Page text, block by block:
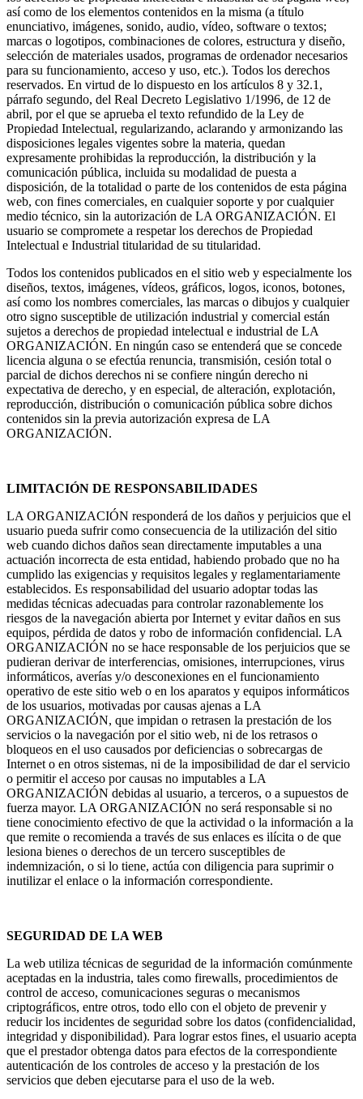
así como de los elementos contenidos en la misma (a título
enunciativo, imágenes, sonido, audio, vídeo, software o textos;
marcas o logotipos, combinaciones de colores, estructura y diseño,
selección de materiales usados, programas de ordenador necesarios
para su funcionamiento, acceso y uso, etc.). Todos los derechos
reservados. En virtud de lo dispuesto en los artículos 8 y 32.1,
párrafo segundo, del Real Decreto Legislativo 1/1996, de 12 de
abril, por el que se aprueba el texto refundido de la Ley de
Propiedad Intelectual, regularizando, aclarando y armonizando las
disposiciones legales vigentes sobre la materia, quedan
expresamente prohibidas la reproducción, la distribución y la
comunicación pública, incluida su modalidad de puesta a
disposición, de la totalidad o parte de los contenidos de esta página
web, con fines comerciales, en cualquier soporte y por cualquier
medio técnico, sin la autorización de LA ORGANIZACIÓN. El
usuario se compromete a respetar los derechos de Propiedad
Intelectual e Industrial titularidad de su titularidad.
Todos los contenidos publicados en el sitio web y especialmente los
diseños, textos, imágenes, vídeos, gráficos, logos, iconos, botones,
así como los nombres comerciales, las marcas o dibujos y cualquier
otro signo susceptible de utilización industrial y comercial están
sujetos a derechos de propiedad intelectual e industrial de LA
ORGANIZACIÓN. En ningún caso se entenderá que se concede
licencia alguna o se efectúa renuncia, transmisión, cesión total o
parcial de dichos derechos ni se confiere ningún derecho ni
expectativa de derecho, y en especial, de alteración, explotación,
reproducción, distribución o comunicación pública sobre dichos
contenidos sin la previa autorización expresa de LA
ORGANIZACIÓN.
LIMITACIÓN DE RESPONSABILIDADES
LA ORGANIZACIÓN responderá de los daños y perjuicios que el
usuario pueda sufrir como consecuencia de la utilización del sitio
web cuando dichos daños sean directamente imputables a una
actuación incorrecta de esta entidad, habiendo probado que no ha
cumplido las exigencias y requisitos legales y reglamentariamente
establecidos. Es responsabilidad del usuario adoptar todas las
medidas técnicas adecuadas para controlar razonablemente los
riesgos de la navegación abierta por Internet y evitar daños en sus
equipos, pérdida de datos y robo de información confidencial. LA
ORGANIZACIÓN no se hace responsable de los perjuicios que se
pudieran derivar de interferencias, omisiones, interrupciones, virus
informáticos, averías y/o desconexiones en el funcionamiento
operativo de este sitio web o en los aparatos y equipos informáticos
de los usuarios, motivadas por causas ajenas a LA
ORGANIZACIÓN, que impidan o retrasen la prestación de los
servicios o la navegación por el sitio web, ni de los retrasos o
bloqueos en el uso causados por deficiencias o sobrecargas de
Internet o en otros sistemas, ni de la imposibilidad de dar el servicio
o permitir el acceso por causas no imputables a LA
ORGANIZACIÓN debidas al usuario, a terceros, o a supuestos de
fuerza mayor. LA ORGANIZACIÓN no será responsable si no
tiene conocimiento efectivo de que la actividad o la información a la
que remite o recomienda a través de sus enlaces es ilícita o de que
lesiona bienes o derechos de un tercero susceptibles de
indemnización, o si lo tiene, actúa con diligencia para suprimir o
inutilizar el enlace o la información correspondiente.
SEGURIDAD DE LA WEB
La web utiliza técnicas de seguridad de la información comúnmente
aceptadas en la industria, tales como firewalls, procedimientos de
control de acceso, comunicaciones seguras o mecanismos
criptográficos, entre otros, todo ello con el objeto de prevenir y
reducir los incidentes de seguridad sobre los datos (confidencialidad,
integridad y disponibilidad). Para lograr estos fines, el usuario acepta
que el prestador obtenga datos para efectos de la correspondiente
autenticación de los controles de acceso y la prestación de los
servicios que deben ejecutarse para el uso de la web.